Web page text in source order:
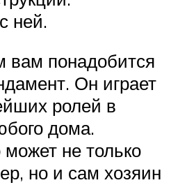
ней.
понадобится
Он играет
ролей в
дома.
не только
но и сам хозяин